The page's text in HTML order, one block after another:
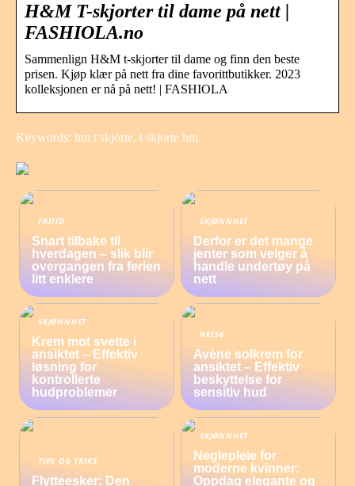
H&M T-skjorter til dame på nett |
FASHIOLA.no
Sammenlign H&M t-skjorter til dame og finn den beste
prisen. Kjøp klær på nett fra dine favorittbutikker. 2023
kolleksjonen er nå på nett! | FASHIOLA
Keywords: hm t skjorte, t skjorte hm
FRITID
Snart tilbake til
hverdagen – slik blir
overgangen fra ferien
litt enklere
SKJØNNHET
Derfor er det mange
jenter som velger å
handle undertøy på
nett
SKJØNNHET
Krem mot svette i
ansiktet – Effektiv
løsning for
kontrollerte
hudproblemer
HELSE
Avène solkrem for
ansiktet – Effektiv
beskyttelse for
sensitiv hud
TIPS OG TRIKS
Flytteesker: Den
SKJØNNHET
Neglepleie for
moderne kvinner:
Oppdag elegante og